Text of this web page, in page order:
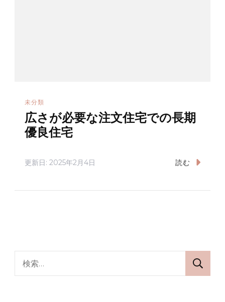
未分類
広さが必要な注文住宅での長期
優良住宅
更新日: 2025年2月4日 読む